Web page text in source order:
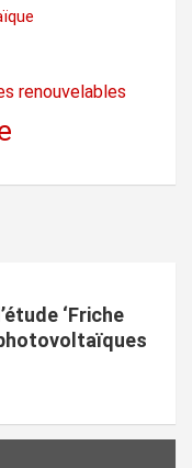
renouvelables
‘Friche